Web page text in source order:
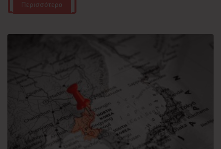
Περισσότερα